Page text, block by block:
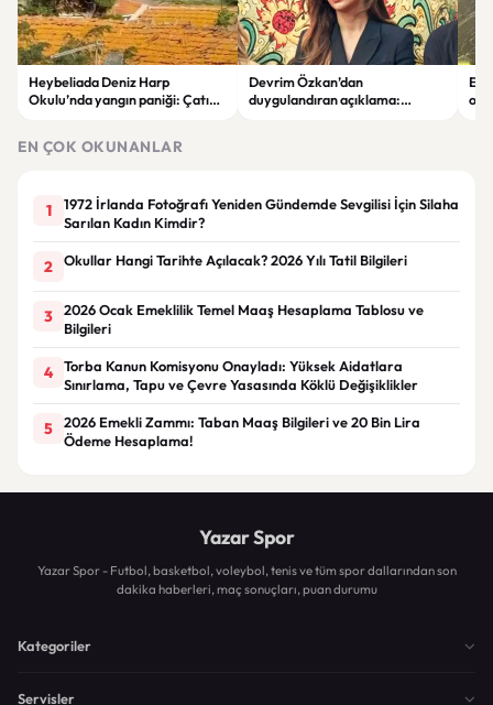
Heybeliada Deniz Harp
Okulu’nda yangın paniği: Çatıda
Devrim Özkan’dan
duygulandıran açıklama:
EN ÇOK OKUNANLAR
1
1972 İrlanda Fotoğrafı Yeniden Gündemde Sevgilisi İçin Silaha
Sarılan Kadın Kimdir?
2 Okullar Hangi Tarihte Açılacak? 2026 Yılı Tatil Bilgileri
3
2026 Ocak Emeklilik Temel Maaş Hesaplama Tablosu ve
Bilgileri
4
Torba Kanun Komisyonu Onayladı: Yüksek Aidatlara
Sınırlama, Tapu ve Çevre Yasasında Köklü Değişiklikler
5
2026 Emekli Zammı: Taban Maaş Bilgileri ve 20 Bin Lira
Ödeme Hesaplama!
Yazar Spor
Yazar Spor - Futbol, basketbol, voleybol, tenis ve tüm spor dallarından son
dakika haberleri, maç sonuçları, puan durumu
Kategoriler
Servisler